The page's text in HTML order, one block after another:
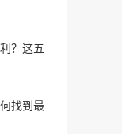
？这五
找到最